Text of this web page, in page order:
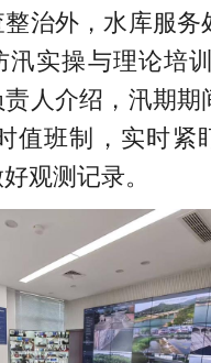
治外，水库服务
汛实操与理论培
人介绍，汛期期
值班制，实时紧
观测记录。